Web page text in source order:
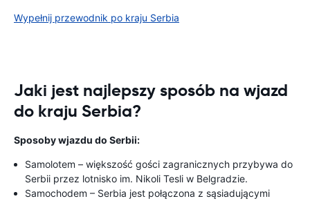
Wypełnij przewodnik po kraju Serbia
Jaki jest najlepszy sposób na wjazd
do kraju Serbia?
Sposoby wjazdu do Serbii:
Samolotem – większość gości zagranicznych przybywa do
Serbii przez lotnisko im. Nikoli Tesli w Belgradzie.
Samochodem – Serbia jest połączona z sąsiadującymi